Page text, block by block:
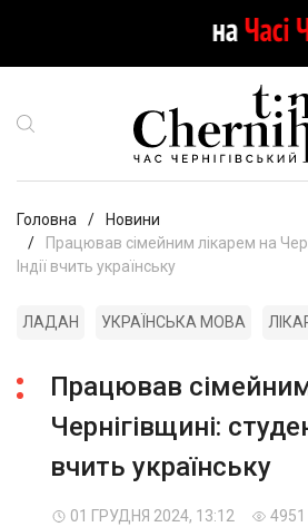
Головна
Новини
Працював сімейним лікарем на
Індії вчить українську
ЛАДАН УКРАЇНСЬКА МОВА
Працював
Чернігівщині:
вчить українську
01 ГРУДНЯ 2024, 13:12 4951